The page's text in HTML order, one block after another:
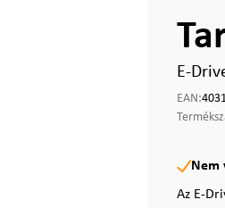
E-
EAN:
Nem
Az E-